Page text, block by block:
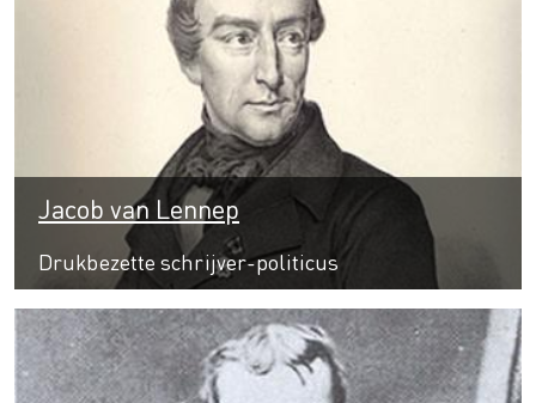
Jacob van Lennep
Drukbezette schrijver-politicus